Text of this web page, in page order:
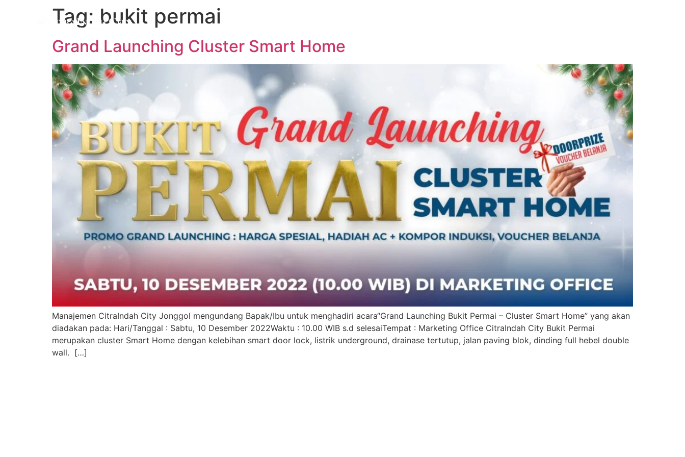
Tag: bukit permai
Grand Launching Cluster Smart Home
Manajemen CitraIndah City Jonggol mengundang Bapak/Ibu untuk menghadiri acara“Grand Launching Bukit Permai – Cluster Smart Home” yang akan
diadakan pada: Hari/Tanggal : Sabtu, 10 Desember 2022Waktu : 10.00 WIB s.d selesaiTempat : Marketing Office CitraIndah City Bukit Permai
merupakan cluster Smart Home dengan kelebihan smart door lock, listrik underground, drainase tertutup, jalan paving blok, dinding full hebel double
wall. […]